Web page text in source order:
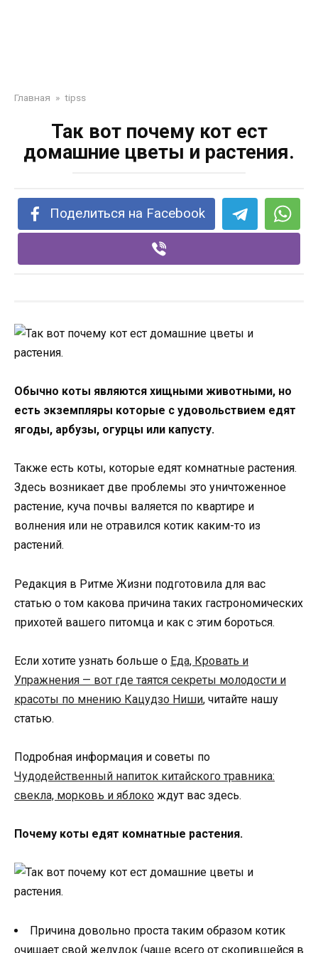
Главная » tipss
Так вот почему кот ест
домашние цветы и растения.
Поделиться на Facebook
Обычно коты являются хищными животными, но
есть экземпляры которые с удовольствием едят
ягоды, арбузы, огурцы или капусту.
Также есть коты, которые едят комнатные растения.
Здесь возникает две проблемы это уничтоженное
растение, куча почвы валяется по квартире и
волнения или не отравился котик каким-то из
растений.
Редакция в Ритме Жизни подготовила для вас
статью о том какова причина таких гастрономических
прихотей вашего питомца и как с этим бороться.
Если хотите узнать больше о Еда, Кровать и
Упражнения — вот где таятся секреты молодости и
красоты по мнению Кацудзо Ниши, читайте нашу
статью.
Подробная информация и советы по
Чудодейственный напиток китайского травника:
свекла, морковь и яблоко ждут вас здесь.
Почему коты едят комнатные растения.
Причина довольно проста таким образом котик
очищает свой желудок (чаще всего от скопившейся в